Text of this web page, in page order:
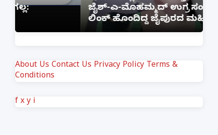
ಮೇಲಿನ ಪೋಕ್ಸೋ ಕೇಸ್ ರದ್ದಾಗಲ್ಲ:
ಹೈಕೋರ್ಟ್ ಮಹತ್ವದ ಆದೇಶ
About Us Contact Us Privacy Policy Terms &
Conditions
f x y i